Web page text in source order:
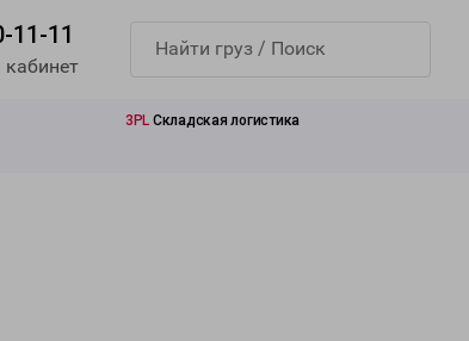
11-11
3PL Складская логистика